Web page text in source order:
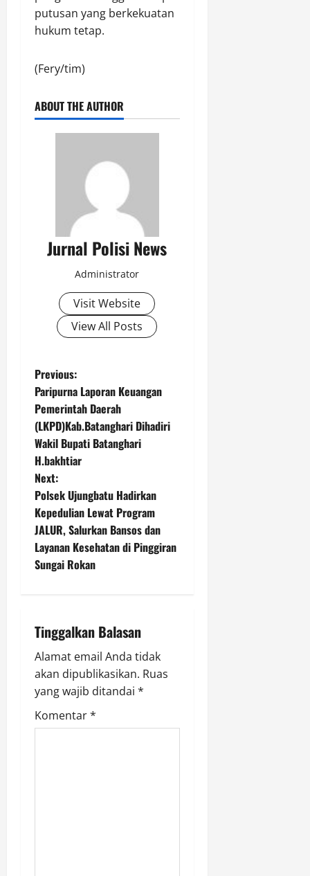
putusan yang berkekuatan
hukum tetap.
(Fery/tim)
ABOUT THE AUTHOR
Jurnal Polisi News
Administrator
Visit Website
View All Posts
P
o
s
t
n
a
v
a
t
i
o
Previous:
Paripurna Laporan Keuangan
Pemerintah Daerah
(LKPD)Kab.Batanghari Dihadiri
Wakil Bupati Batanghari
H.bakhtiar
Next:
Polsek Ujungbatu Hadirkan
Kepedulian Lewat Program
JALUR, Salurkan Bansos dan
Layanan Kesehatan di Pinggiran
Sungai Rokan
Tinggalkan Balasan
Alamat email Anda tidak
akan dipublikasikan. Ruas
yang wajib ditandai *
Komentar*